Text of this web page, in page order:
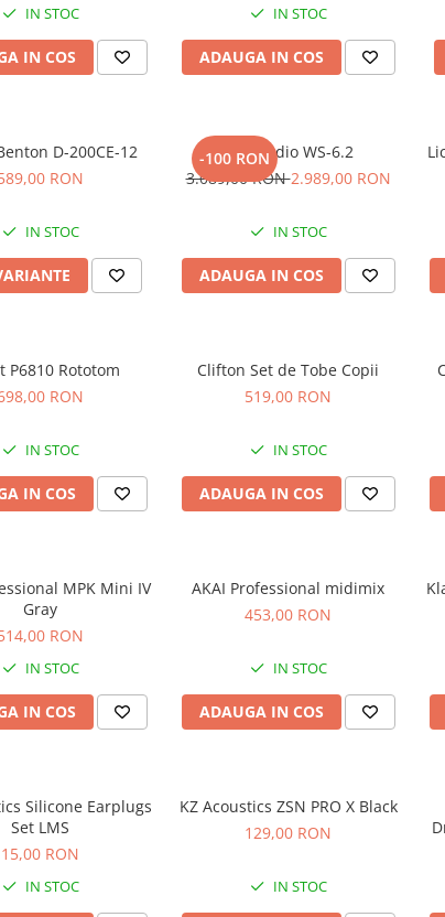
IN STOC
IN COS
IN STOC
ADAUGA IN COS
D-200CE-12
RON
IN STOC
-100 RON
Kali Audio WS-6.2
3.089,00 RON2.989,00 RON
IN STOC
ADAUGA IN COS
P6810 Rototom
RON
IN STOC
IN COS
Clifton Set de Tobe Copii
519,00 RON
IN STOC
ADAUGA IN COS
MPK Mini IV
Gray
RON
IN STOC
IN COS
AKAI Professional midimix
453,00 RON
IN STOC
ADAUGA IN COS
Silicone Earplugs
Set LMS
15,00 RON
IN STOC
KZ Acoustics ZSN PRO X Black
129,00 RON
IN STOC